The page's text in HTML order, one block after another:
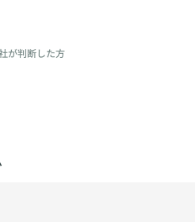
が判断した方